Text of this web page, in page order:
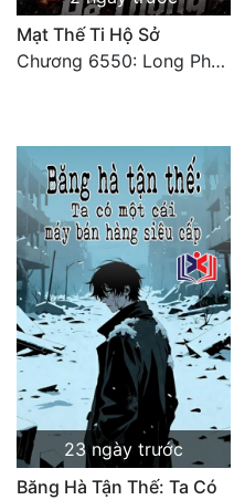
Xuyên Thư
Đông Phương
Đông Phương Huyền Huyễn
Đồng Nhân
Cẩu Đạo Trường Sinh
Ngự Thú
Truyện Nam
Truyện Nữ
Mạt Thế Ti Hộ Sở
Chương 6550: Long Phượng Thần Trận
23 ngày trước
Băng Hà Tận Thế: Ta Có